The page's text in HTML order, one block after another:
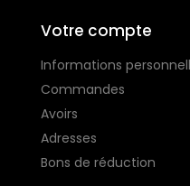
Votre compte
Informations
Commandes
Avoirs
Adresses
Bons de réduction